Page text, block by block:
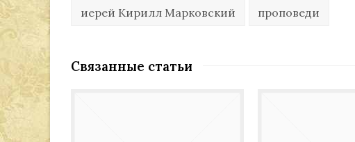
иерей Кирилл Марковский проповеди
Связанные статьи